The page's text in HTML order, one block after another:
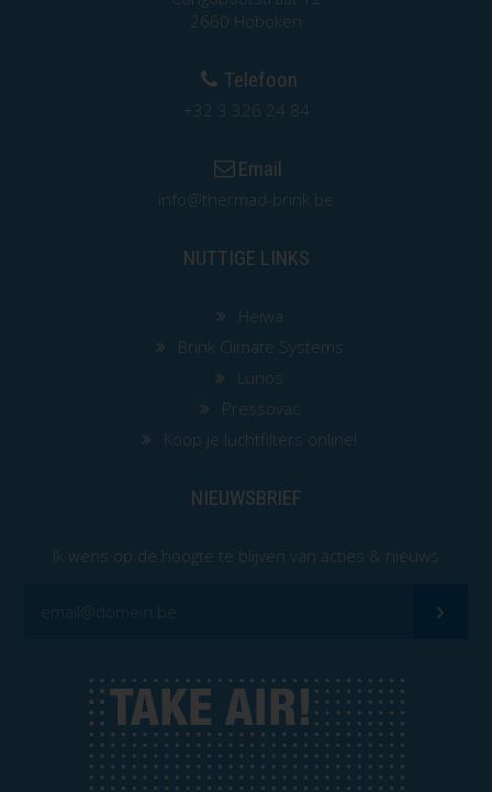
2660 Hoboken
Telefoon
+32 3 326 24 84
Email
info@thermad-brink.be
NUTTIGE LINKS
Heiwa
Brink Climate Systems
Lunos
Pressovac
Koop je luchtfilters online!
NIEUWSBRIEF
Ik wens op de hoogte te blijven van acties & nieuws